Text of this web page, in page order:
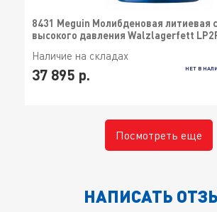
8431 Meguin Молибденовая литиевая
высокого давления Walzlagerfett
Наличие на складах
37 895 р.
НЕТ В
Посмотреть еще
НАПИСАТЬ